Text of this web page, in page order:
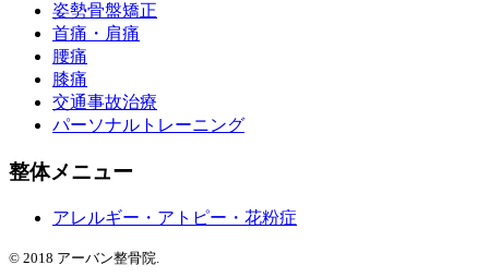
姿勢骨盤矯正
首痛・肩痛
腰痛
膝痛
交通事故治療
パーソナルトレーニング
整体メニュー
アレルギー・アトピー・花粉症
© 2018 アーバン整骨院.